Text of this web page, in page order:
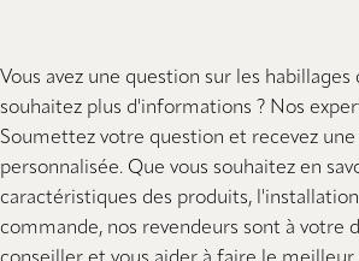
Vous avez une question sur les
souhaitez plus d'informations ? Nos
Soumettez votre question et recevez
personnalisée. Que vous souhaitez en
caractéristiques des produits,
commande, nos revendeurs sont à votre